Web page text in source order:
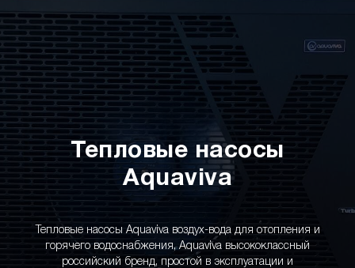
Тепловые насосы
Aquaviva
Тепловые насосы Aquaviva воздух-вода для отопления и
горячего водоснабжения, Aquaviva высококлассный
российский бренд, простой в эксплуатации и